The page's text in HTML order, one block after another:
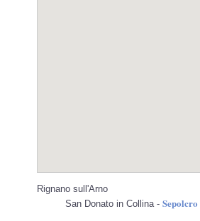
Rignano sull'Arno
San Donato in Collina -